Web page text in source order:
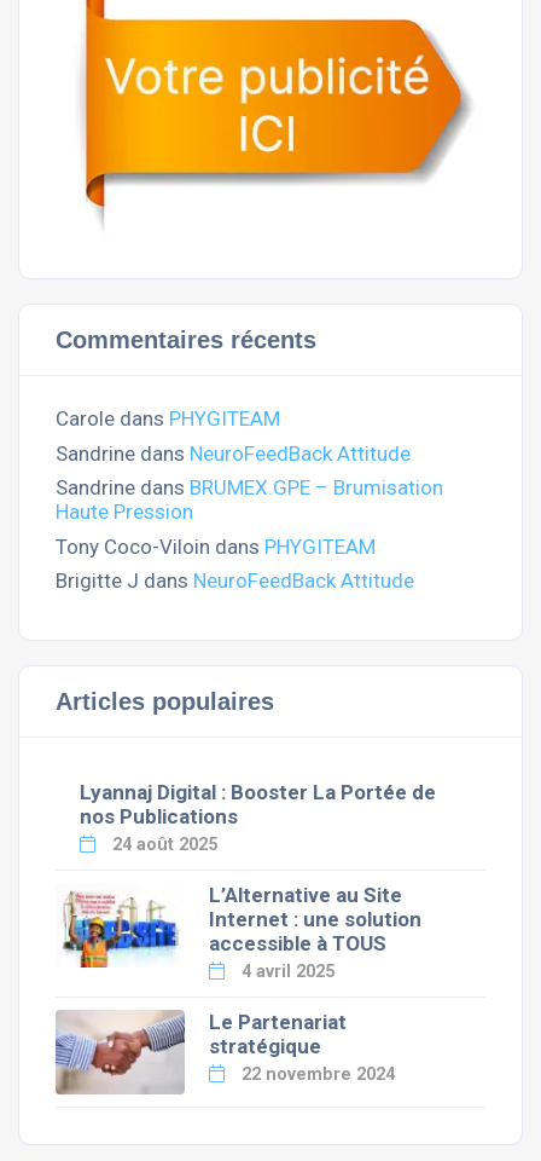
Commentaires récents
Carole dans PHYGITEAM
Sandrine dans NeuroFeedBack Attitude
Sandrine dans BRUMEX.GPE – Brumisation
Haute Pression
Tony Coco-Viloin dans PHYGITEAM
Brigitte J dans NeuroFeedBack Attitude
Articles populaires
Lyannaj Digital : Booster La Portée de
nos Publications
24 août 2025
L’Alternative au Site
Internet : une solution
accessible à TOUS
4 avril 2025
Le Partenariat
stratégique
22 novembre 2024